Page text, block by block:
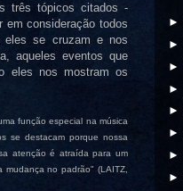
três tópicos citados -
em consideração todos
eles se cruzam e nos
aqueles eventos que
eles nos mostram os
função especial na música
se destacam porque nossa
atenção é atraída para um
no padrão" (LAITZ,
►
►
►
►
►
►
►
►